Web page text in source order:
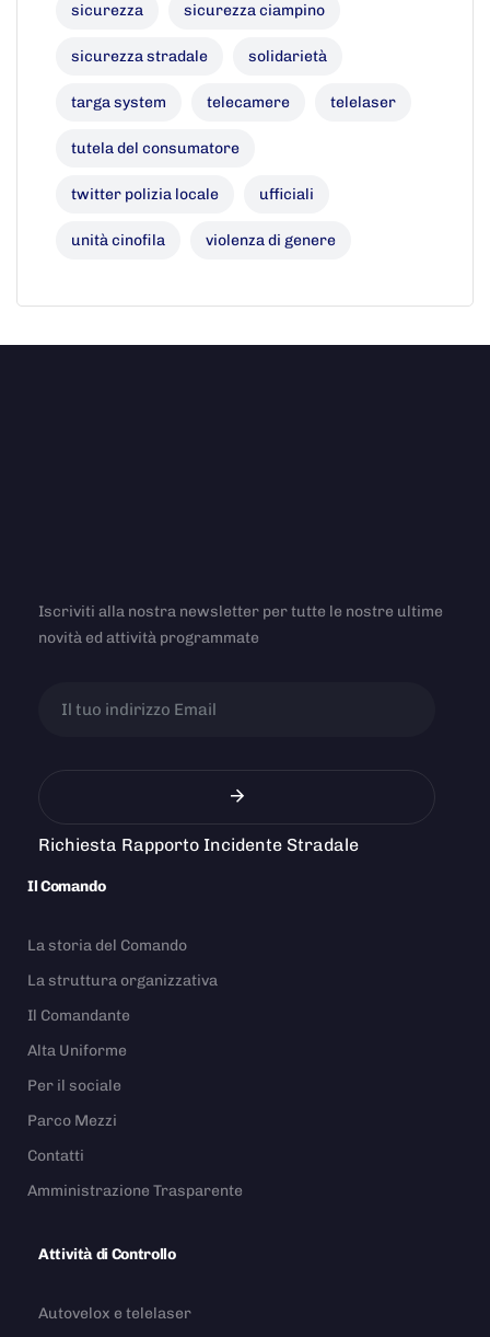
sicurezza sicurezza ciampino
sicurezza stradale solidarietà
targa system telecamere telelaser
tutela del consumatore
twitter polizia locale ufficiali
unità cinofila violenza di genere
Iscriviti alla nostra newsletter per tutte le nostre ultime
novità ed attività programmate
Richiesta Rapporto Incidente Stradale
Il Comando
La storia del Comando
La struttura organizzativa
Il Comandante
Alta Uniforme
Per il sociale
Parco Mezzi
Contatti
Amministrazione Trasparente
Attività di Controllo
Autovelox e telelaser